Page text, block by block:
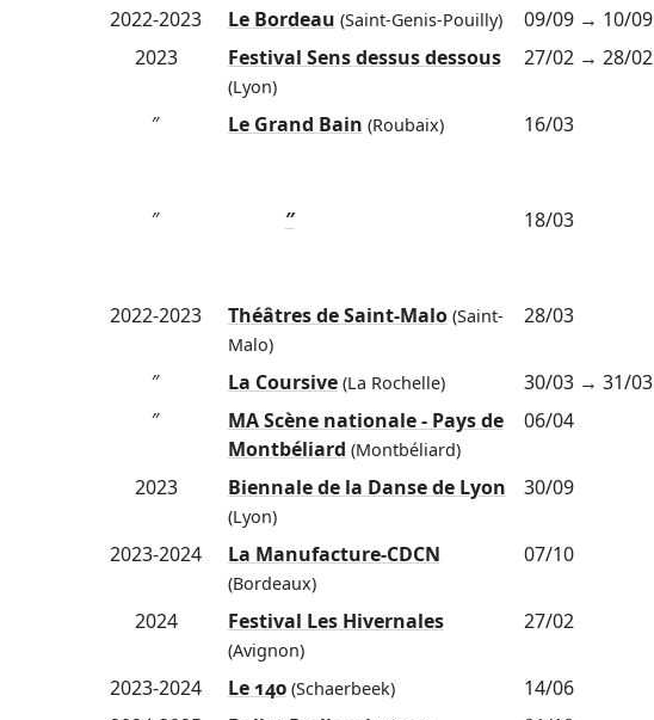
2022-2023 Le Bordeau (Saint-Genis-Pouilly) 09/09→ 10/09
2023 Festival Sens dessus dessous
(Lyon)
27/02→ 28/02
″
Le Grand Bain (Roubaix) 16/03
″ ″ 18/03
2022-2023 Théâtres de Saint-Malo(Saint-
Malo)
28/03
″ La Coursive(La Rochelle) 30/03→ 31/03
″
MA Scène nationale - Pays de
Montbéliard (Montbéliard)
06/04
2023 Biennale de la Danse de Lyon
(Lyon)
30/09
2023-2024 La Manufacture-CDCN
(Bordeaux)
07/10
2024
Festival Les Hivernales
(Avignon)
27/02
2023-2024 Le 140(Schaerbeek) 14/06